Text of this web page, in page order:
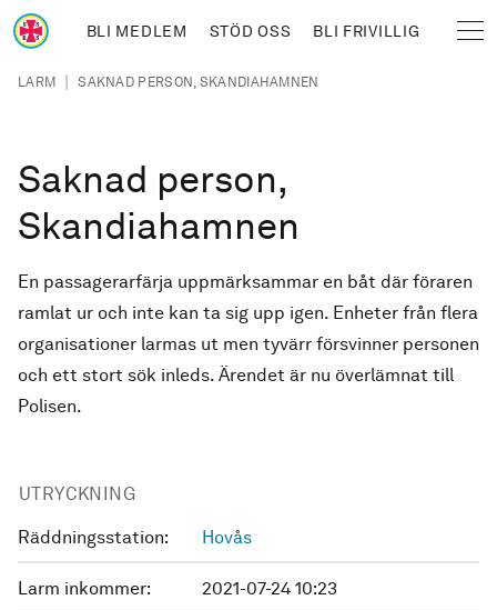
Hoppa till huvudinnehåll
BLI MEDLEM STÖD OSS BLI FRIVILLIG
Länkstig
LARM | SAKNAD PERSON, SKANDIAHAMNEN
Saknad person,
Skandiahamnen
En passagerarfärja uppmärksammar en båt där föraren
ramlat ur och inte kan ta sig upp igen. Enheter från flera
organisationer larmas ut men tyvärr försvinner personen
och ett stort sök inleds. Ärendet är nu överlämnat till
Polisen.
UTRYCKNING
Räddningsstation: Hovås
Larm inkommer: 2021-07-24 10:23